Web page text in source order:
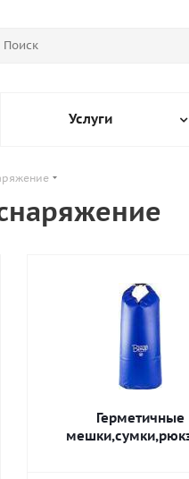
Услуги
Герметичные